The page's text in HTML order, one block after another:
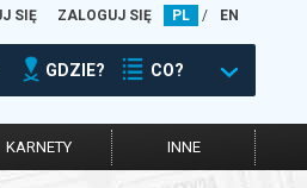
SIĘ ZALOGUJ SIĘ PL / EN
GDZIE? CO?
KARNETY INNE